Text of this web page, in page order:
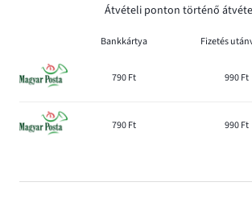
Átvételi ponton történő
Bankkártya Fizetés
790 Ft 990 Ft
790 Ft 990 Ft